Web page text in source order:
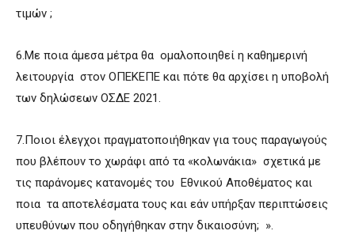
τιμών ;
6.Με ποια άμεσα μέτρα θα ομαλοποιηθεί η καθημερινή
λειτουργία στον ΟΠΕΚΕΠΕ και πότε θα αρχίσει η υποβολή
των δηλώσεων ΟΣΔΕ 2021.
7.Ποιοι έλεγχοι πραγματοποιήθηκαν για τους παραγωγούς
που βλέπουν το χωράφι από τα «κολωνάκια» σχετικά με
τις παράνομες κατανομές του Εθνικού Αποθέματος και
ποια τα αποτελέσματα τους και εάν υπήρξαν περιπτώσεις
υπευθύνων που οδηγήθηκαν στην δικαιοσύνη; ».